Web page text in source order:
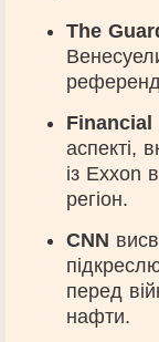
The
Financial
аспекті,
із Exxon
регіон.
CNN
перед
нафти.